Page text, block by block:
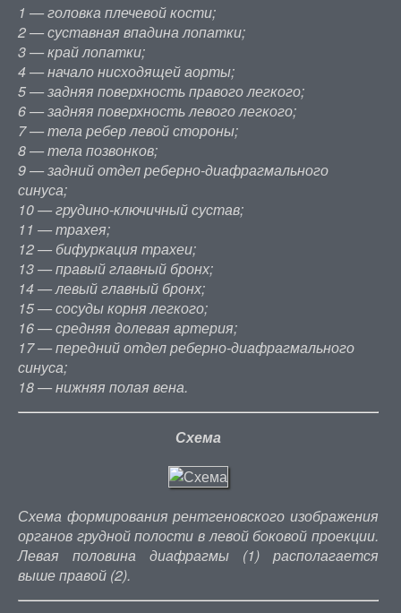
1 — головка плечевой кости;
2 — суставная впадина лопатки;
3 — край лопатки;
4 — начало нисходящей аорты;
5 — задняя поверхность правого легкого;
6 — задняя поверхность левого легкого;
7 — тела ребер левой стороны;
8 — тела позвонков;
9 — задний отдел реберно-диафрагмального
синуса;
10 — грудино-ключичный сустав;
11 — трахея;
12 — бифуркация трахеи;
13 — правый главный бронх;
14 — левый главный бронх;
15 — сосуды корня легкого;
16 — средняя долевая артерия;
17 — передний отдел реберно-диафрагмального
синуса;
18 — нижняя полая вена.
Схема
Схема формирования рентгеновского изображения
органов грудной полости в левой боковой проекции.
Левая половина диафрагмы (1) располагается
выше правой (2).